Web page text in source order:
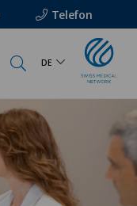
Telefon
DE